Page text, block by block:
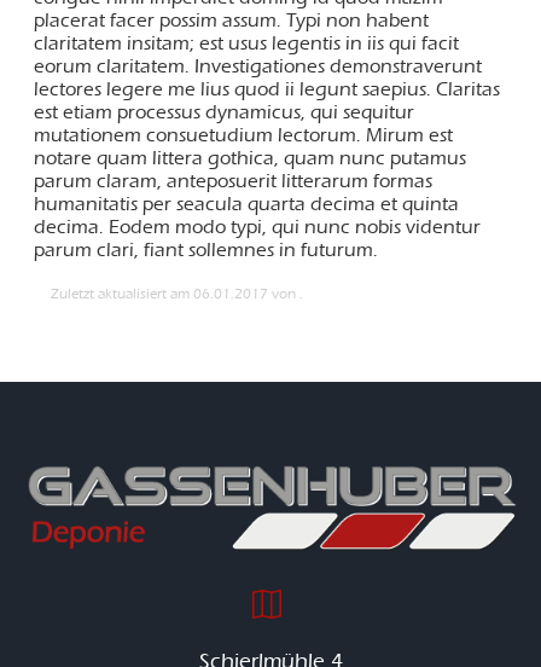
placerat facer possim assum. Typi non habent
claritatem insitam; est usus legentis in iis qui facit
eorum claritatem. Investigationes demonstraverunt
lectores legere me lius quod ii legunt saepius. Claritas
est etiam processus dynamicus, qui sequitur
mutationem consuetudium lectorum. Mirum est
notare quam littera gothica, quam nunc putamus
parum claram, anteposuerit litterarum formas
humanitatis per seacula quarta decima et quinta
decima. Eodem modo typi, qui nunc nobis videntur
parum clari, fiant sollemnes in futurum.
Zuletzt aktualisiert am 06.01.2017 von .